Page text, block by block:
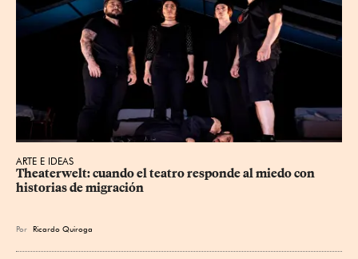
ARTE E IDEAS
Theaterwelt: cuando el teatro responde al miedo con
historias de migración
Por Ricardo Quiroga